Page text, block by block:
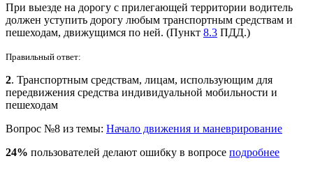
При выезде на дорогу с прилегающей территории водитель
должен уступить дорогу любым транспортным средствам и
пешеходам, движущимся по ней. (Пункт 8.3 ПДД.)
Правильный ответ:
2. Транспортным средствам, лицам, использующим для
передвижения средства индивидуальной мобильности и
пешеходам
Вопрос №8 из темы: Начало движения и маневрирование
24% пользователей делают ошибку в вопросе подробнее